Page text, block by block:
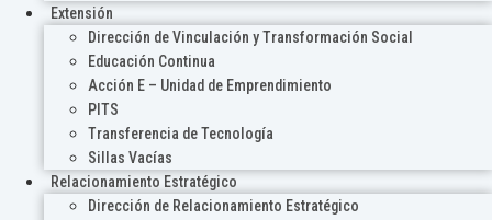
Extensión
Dirección de Vinculación y Transformación Social
Educación Continua
Acción E – Unidad de Emprendimiento
PITS
Transferencia de Tecnología
Sillas Vacías
Relacionamiento Estratégico
Dirección de Relacionamiento Estratégico